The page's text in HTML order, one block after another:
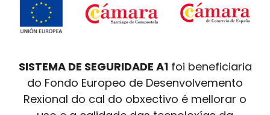
SISTEMA DE SEGURIDADE A1foi beneficiaria
do Fondo Europeo de Desenvolvemento
Rexional do cal do obxectivo é mellorar o